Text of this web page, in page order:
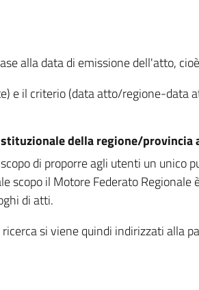
alla data di emissione dell'atto,
e il criterio (data atto/regione-data
della regione/provincia
di proporre agli utenti un unico
il Motore Federato
di atti.
si viene quindi indirizzati alla